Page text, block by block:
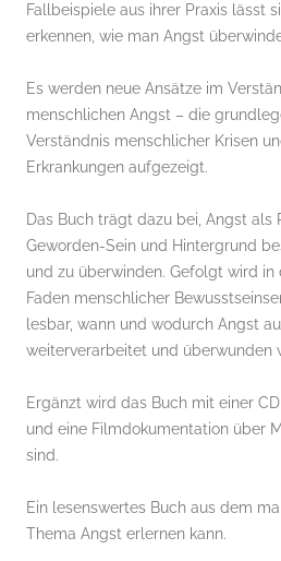
Fallbeispiele aus ihrer Praxis lässt
erkennen, wie man Angst
Es werden neue Ansätze im
menschlichen Angst – die
Verständnis menschlicher Krisen
Erkrankungen aufgezeigt.
Das Buch trägt dazu bei, Angst als
Geworden-Sein und Hintergrund
und zu überwinden. Gefolgt wird in
Faden menschlicher
lesbar, wann und wodurch Angst
weiterverarbeitet und überwunden
Ergänzt wird das Buch mit einer
und eine Filmdokumentation über
sind.
Ein lesenswertes Buch aus dem
Thema Angst erlernen kann.